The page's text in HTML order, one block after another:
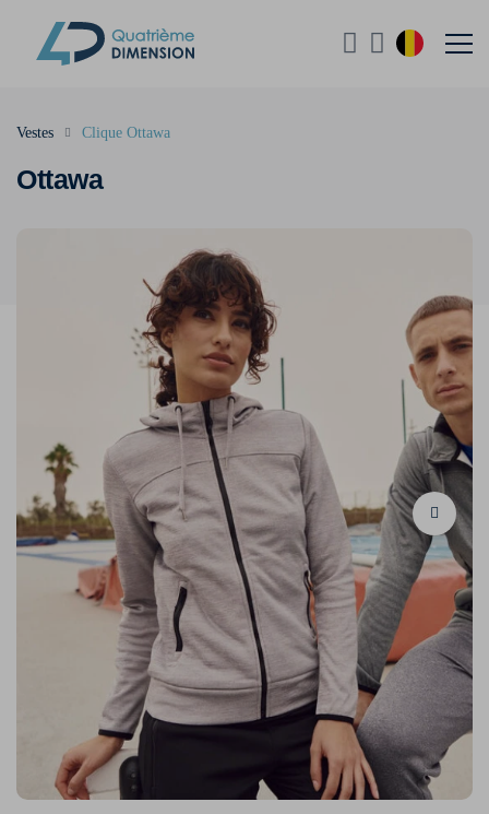
Ottawa
Vestes Clique Ottawa